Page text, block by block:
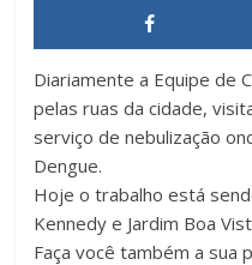
Diariamente a Equipe de
pelas ruas da cidade,
serviço de nebulização
Dengue.
Hoje o trabalho está
Kennedy e Jardim Boa
Faça você também a sua